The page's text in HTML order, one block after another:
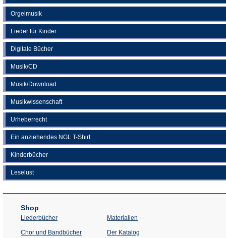
Orgelmusik
Lieder für Kinder
Digitale Bücher
Musik/CD
Musik/Download
Musikwissenschaft
Urheberrecht
Ein anziehendes NGL T-Shirt
Kinderbücher
Leselust
Shop
Liederbücher
Chor und Bandbücher
Materialien
Der Katalog